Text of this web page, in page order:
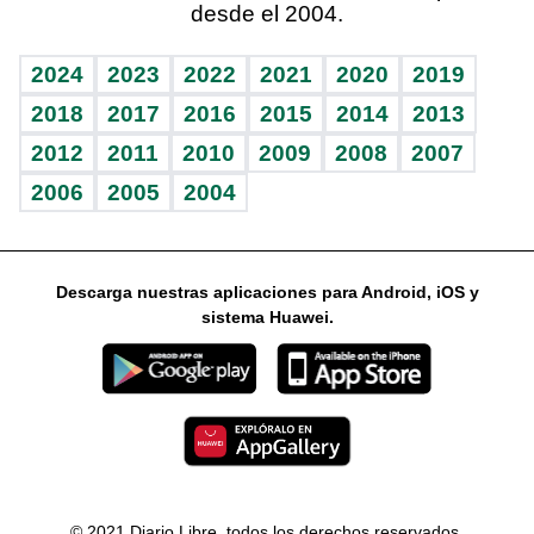
Vida y familia
Eñe
Celebrando la vida
Sin complejos
En pocas palabras
Escuchando al corazón
Economía Personal
Consulta Libre
BRV
TBT Deportivo
Más firmas
Guía del dinero
Horóscopos
desde el 2004.
2024 2023 2022 2021 2020
2019
2018
2017 2016 2015 2014
2013
2012
2011 2010 2009 2008
2007
2006
2005 2004
Descarga nuestras aplicaciones para Android, iOS y
sistema Huawei.